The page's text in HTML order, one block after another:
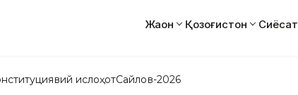
Жаҳон Қозоғистон Сиёсат
ислоҳотСайлов-2026